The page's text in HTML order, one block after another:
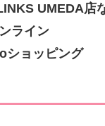
UMEDA店
ライン
ショッピング